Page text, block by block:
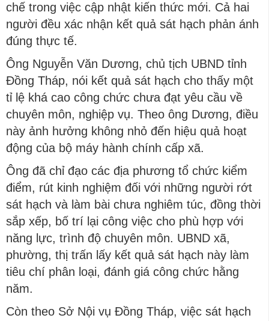
chế trong việc cập nhật kiến thức mới. Cả hai
người đều xác nhận kết quả sát hạch phản ánh
đúng thực tế.
Ông Nguyễn Văn Dương, chủ tịch UBND tỉnh
Đồng Tháp, nói kết quả sát hạch cho thấy một
tỉ lệ khá cao công chức chưa đạt yêu cầu về
chuyên môn, nghiệp vụ. Theo ông Dương, điều
này ảnh hưởng không nhỏ đến hiệu quả hoạt
động của bộ máy hành chính cấp xã.
Ông đã chỉ đạo các địa phương tổ chức kiểm
điểm, rút kinh nghiệm đối với những người rớt
sát hạch và làm bài chưa nghiêm túc, đồng thời
sắp xếp, bố trí lại công việc cho phù hợp với
năng lực, trình độ chuyên môn. UBND xã,
phường, thị trấn lấy kết quả sát hạch này làm
tiêu chí phân loại, đánh giá công chức hằng
năm.
Còn theo Sở Nội vụ Đồng Tháp, việc sát hạch